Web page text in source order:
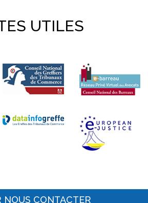
UTILES
NOUS CONTACTER